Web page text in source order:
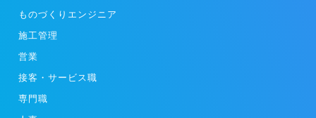
ものづくりエンジニア
施工管理
営業
接客・サービス職
専門職